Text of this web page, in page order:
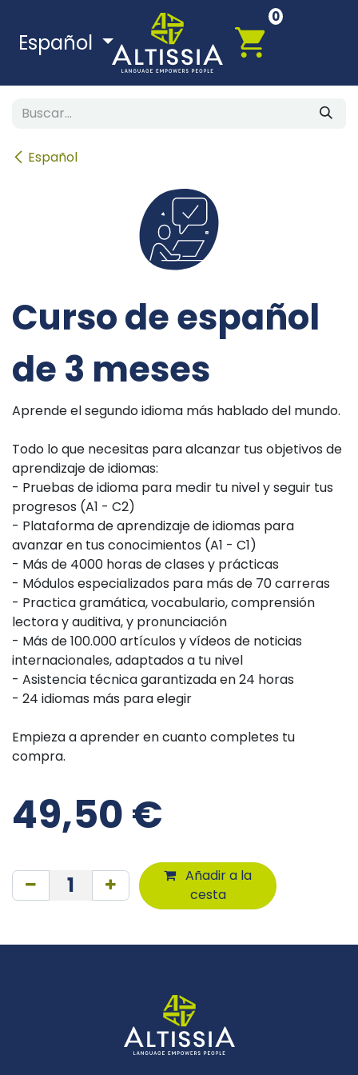
Español
0
Español
Curso de español
de 3 meses
Aprende el segundo idioma más hablado del mundo.
Todo lo que necesitas para alcanzar tus objetivos de
aprendizaje de idiomas:
- Pruebas de idioma para medir tu nivel y seguir tus
progresos (A1 - C2)
- Plataforma de aprendizaje de idiomas para
avanzar en tus conocimientos (A1 - C1)
- Más de 4000 horas de clases y prácticas
- Módulos especializados para más de 70 carreras
- Practica gramática, vocabulario, comprensión
lectora y auditiva, y pronunciación
- Más de 100.000 artículos y vídeos de noticias
internacionales, adaptados a tu nivel
- Asistencia técnica garantizada en 24 horas
- 24 idiomas más para elegir
Empieza a aprender en cuanto completes tu
compra.
49,50€
Añadir a la
cesta